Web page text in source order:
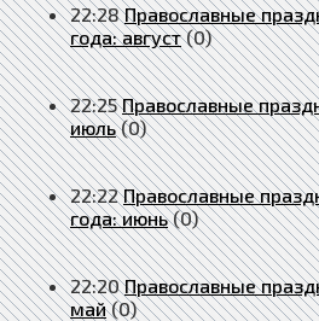
22:28 Православные
года: август (0)
22:25 Православные
июль (0)
22:22 Православные
года: июнь (0)
22:20 Православные
май (0)